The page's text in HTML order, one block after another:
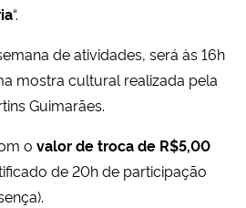
“.
de atividades, será às 16h
mostra cultural realizada pela
Guimarães.
o valor de troca de R$5,00
de 20h de participação